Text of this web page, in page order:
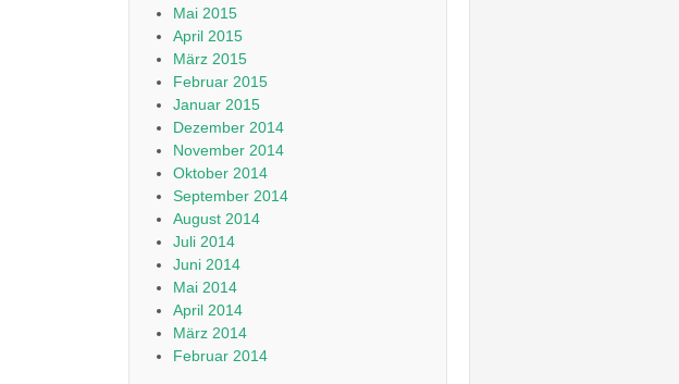
Mai 2015
April 2015
März 2015
Februar 2015
Januar 2015
Dezember 2014
November 2014
Oktober 2014
September 2014
August 2014
Juli 2014
Juni 2014
Mai 2014
April 2014
März 2014
Februar 2014